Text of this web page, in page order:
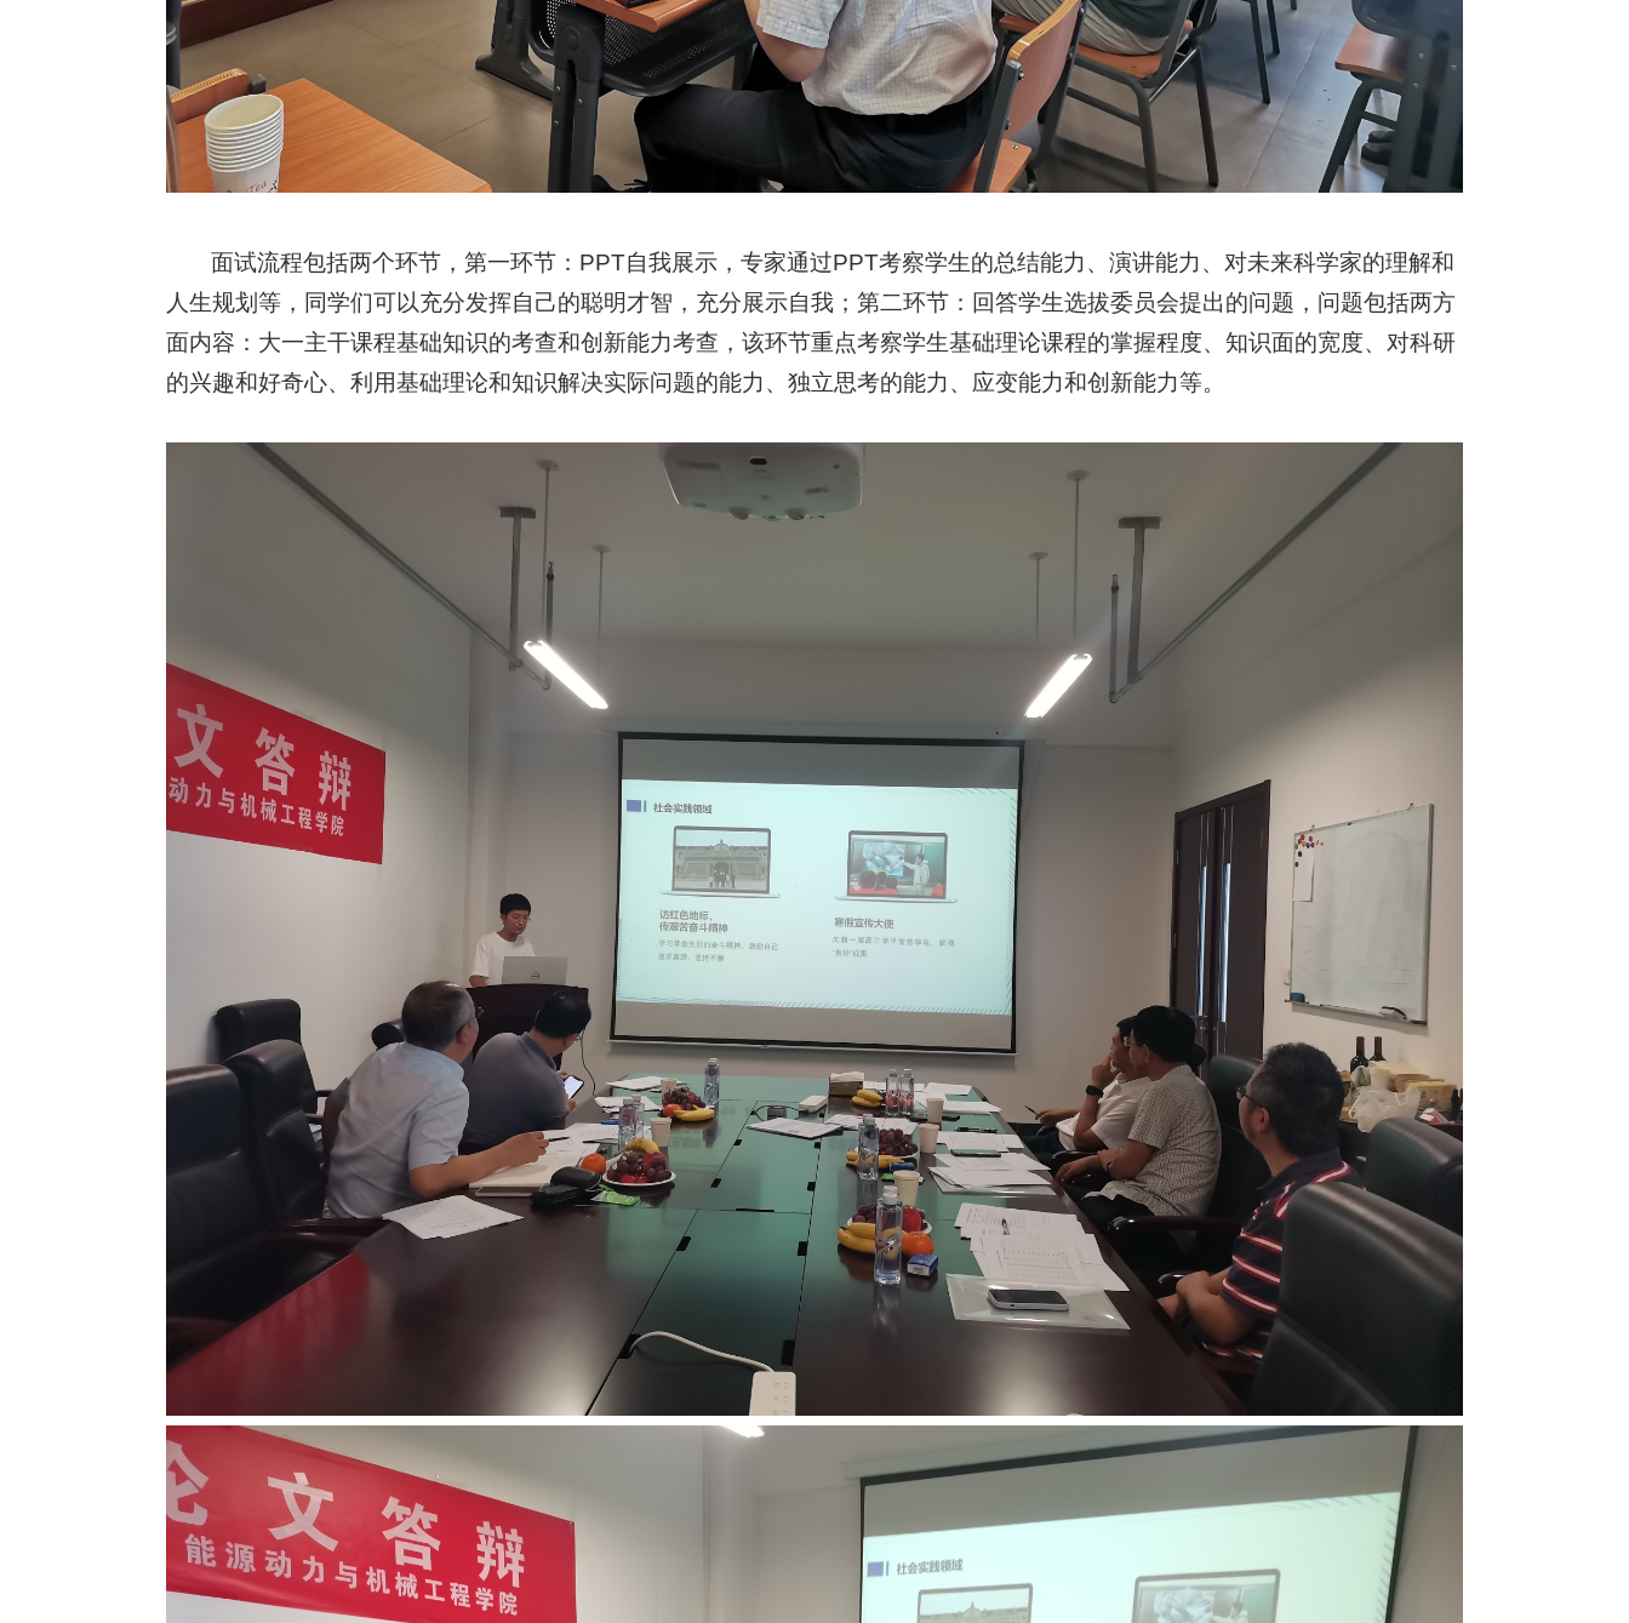
面试流程包括两个环节，第一环节：PPT自我展示，专家通过PPT考察学生的总结能力、演讲能力、对未来科学家的理解和
人生规划等，同学们可以充分发挥自己的聪明才智，充分展示自我；第二环节：回答学生选拔委员会提出的问题，问题包括两方
面内容：大一主干课程基础知识的考查和创新能力考查，该环节重点考察学生基础理论课程的掌握程度、知识面的宽度、对科研
的兴趣和好奇心、利用基础理论和知识解决实际问题的能力、独立思考的能力、应变能力和创新能力等。